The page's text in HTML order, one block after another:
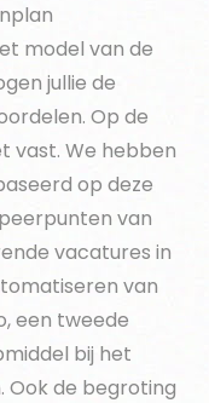
model van de
jullie de
Op de
vast. We hebben
op deze
van
vacatures in
van
een tweede
bij het
Ook de begroting